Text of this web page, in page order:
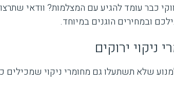
כבר עומד להגיע עם המצלמות? וודאי שתרצו
ובמחירים הוגנים במיוחד.
ניקוי ירוקים
שלא תשתעלו גם מחומרי ניקוי שמכילים